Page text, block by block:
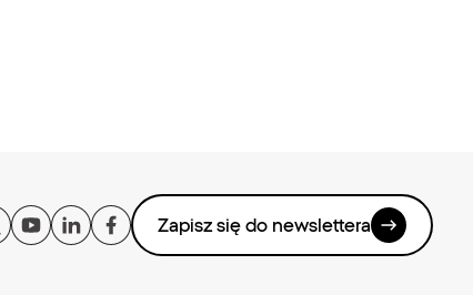
Zapisz się do newslettera